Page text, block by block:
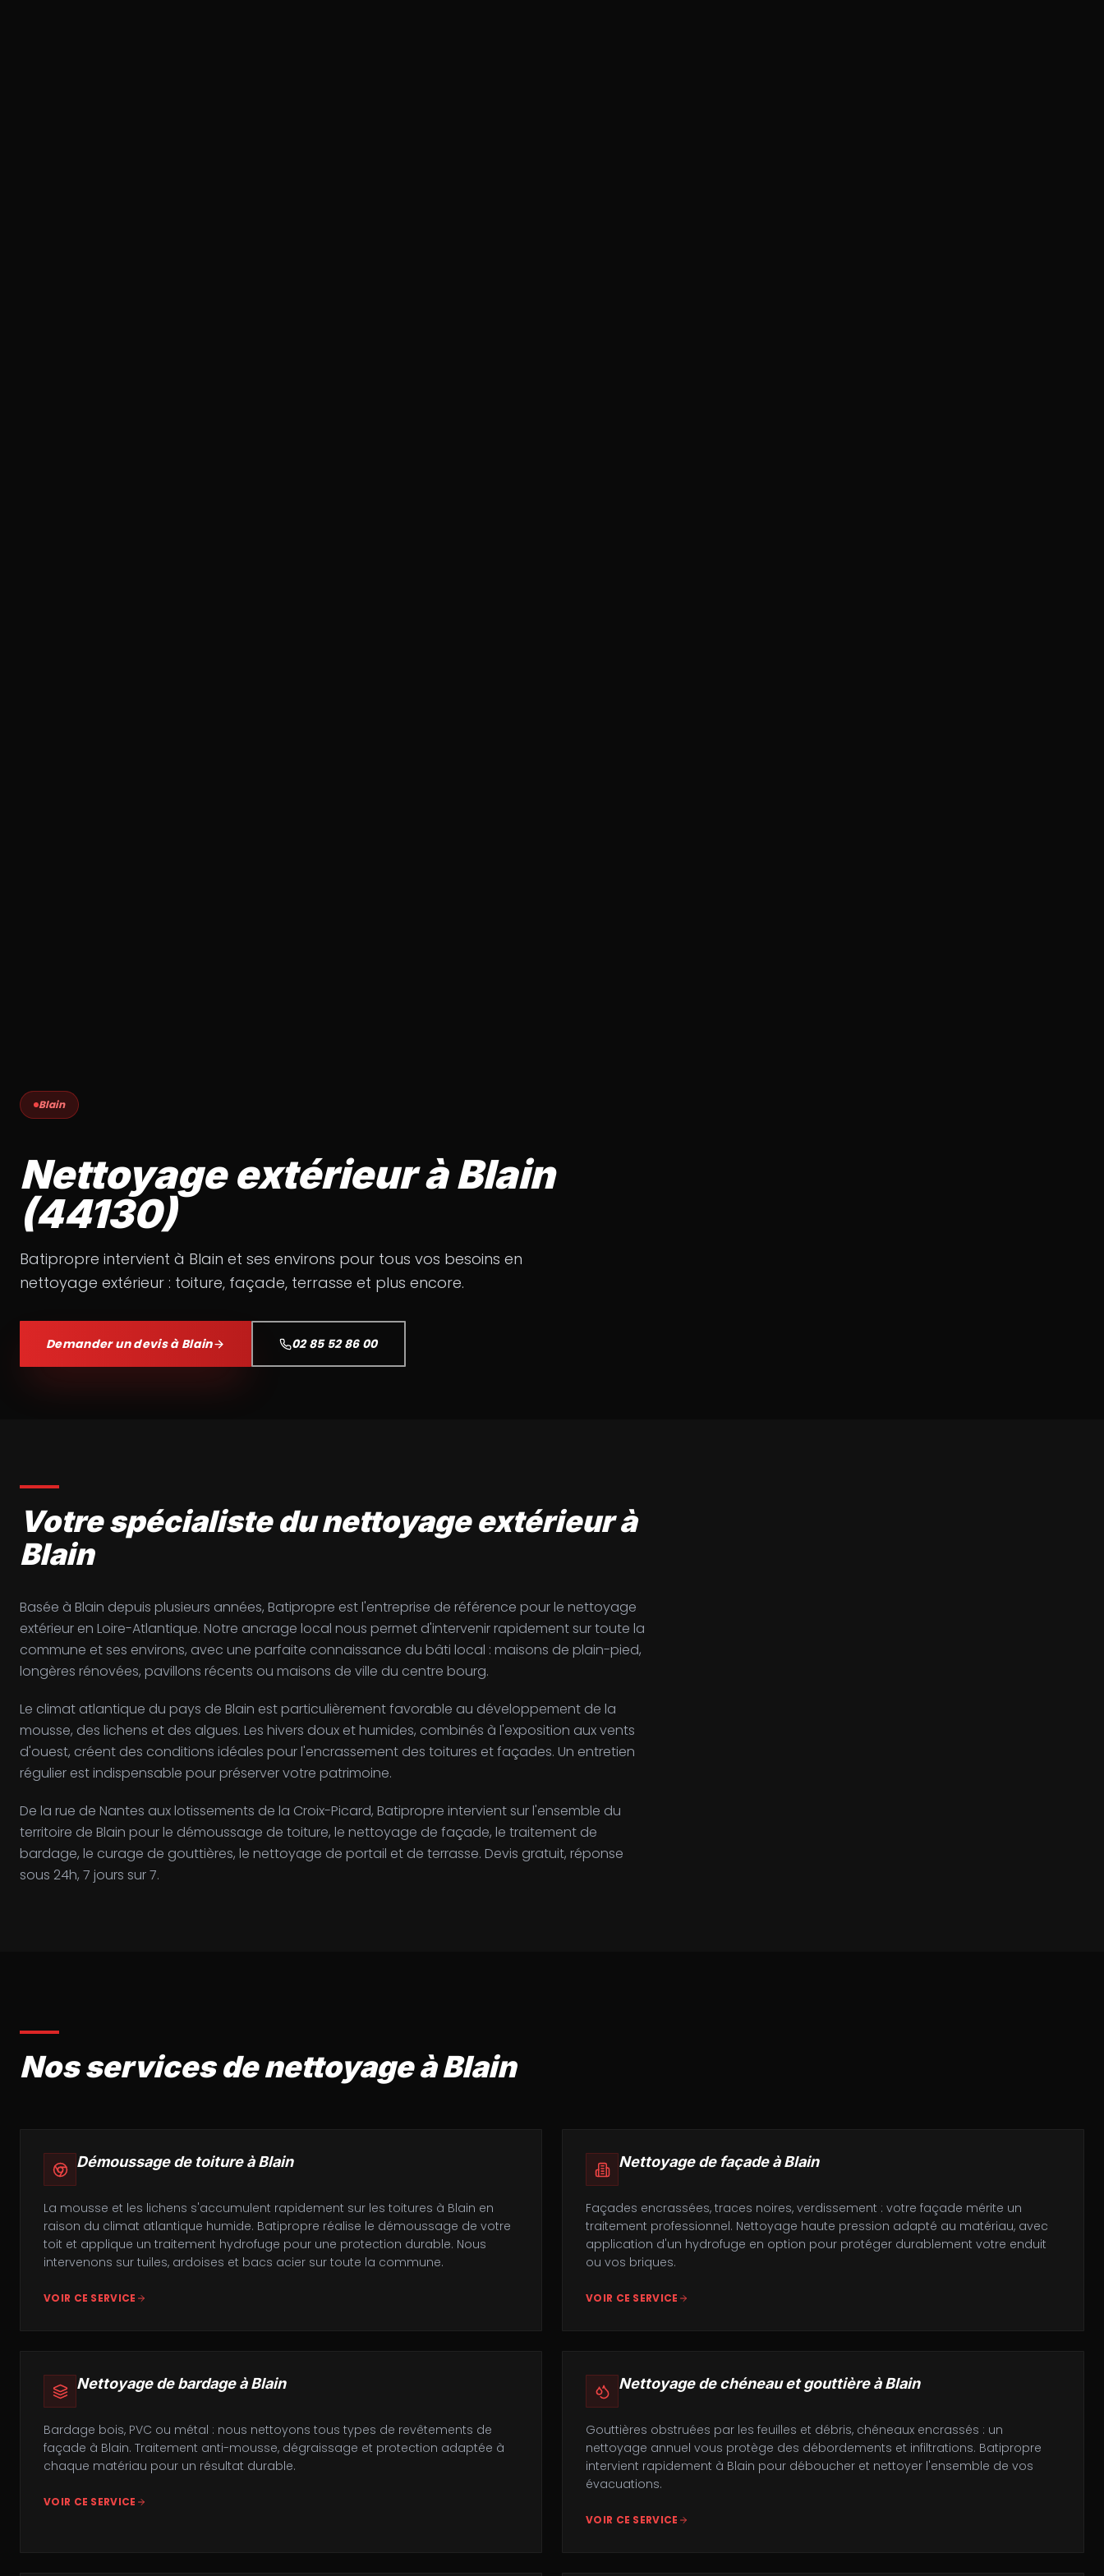
Blain
Nettoyage extérieur à Blain
(44130)
Batipropre intervient à Blain et ses environs pour tous vos besoins en
nettoyage extérieur : toiture, façade, terrasse et plus encore.
Demander un devis à Blain 02 85 52 86 00
Votre spécialiste du nettoyage extérieur à
Blain
Basée à Blain depuis plusieurs années, Batipropre est l'entreprise de référence pour le nettoyage
extérieur en Loire-Atlantique. Notre ancrage local nous permet d'intervenir rapidement sur toute la
commune et ses environs, avec une parfaite connaissance du bâti local : maisons de plain-pied,
longères rénovées, pavillons récents ou maisons de ville du centre bourg.
Le climat atlantique du pays de Blain est particulièrement favorable au développement de la
mousse, des lichens et des algues. Les hivers doux et humides, combinés à l'exposition aux vents
d'ouest, créent des conditions idéales pour l'encrassement des toitures et façades. Un entretien
régulier est indispensable pour préserver votre patrimoine.
De la rue de Nantes aux lotissements de la Croix-Picard, Batipropre intervient sur l'ensemble du
territoire de Blain pour le démoussage de toiture, le nettoyage de façade, le traitement de
bardage, le curage de gouttières, le nettoyage de portail et de terrasse. Devis gratuit, réponse
sous 24h, 7 jours sur 7.
Nos services de nettoyage àBlain
Démoussage de toitureàBlain
La mousse et les lichens s'accumulent rapidement sur les toitures à Blain en
raison du climat atlantique humide. Batipropre réalise le démoussage de votre
toit et applique un traitement hydrofuge pour une protection durable. Nous
intervenons sur tuiles, ardoises et bacs acier sur toute la commune.
VOIR CE SERVICE
Nettoyage de façadeàBlain
Façades encrassées, traces noires, verdissement : votre façade mérite un
traitement professionnel. Nettoyage haute pression adapté au matériau, avec
application d'un hydrofuge en option pour protéger durablement votre enduit
ou vos briques.
VOIR CE SERVICE
Nettoyage de bardageàBlain
Bardage bois, PVC ou métal : nous nettoyons tous types de revêtements de
façade à Blain. Traitement anti-mousse, dégraissage et protection adaptée à
chaque matériau pour un résultat durable.
VOIR CE SERVICE
Nettoyage de chéneau et gouttièreàBlain
Gouttières obstruées par les feuilles et débris, chéneaux encrassés : un
nettoyage annuel vous protège des débordements et infiltrations. Batipropre
intervient rapidement à Blain pour déboucher et nettoyer l'ensemble de vos
évacuations.
VOIR CE SERVICE